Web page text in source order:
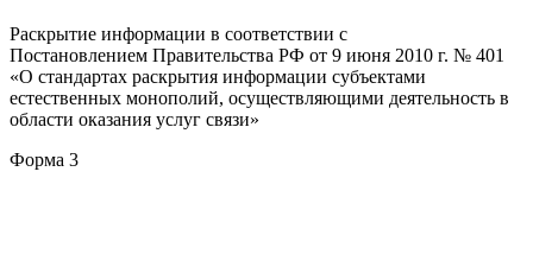
Раскрытие информации в соответствии c
Постановлением Правительства РФ от 9 июня 2010 г. № 401
«О стандартах раскрытия информации субъектами
естественных монополий, осуществляющими деятельность в
области оказания услуг связи»
Форма 3